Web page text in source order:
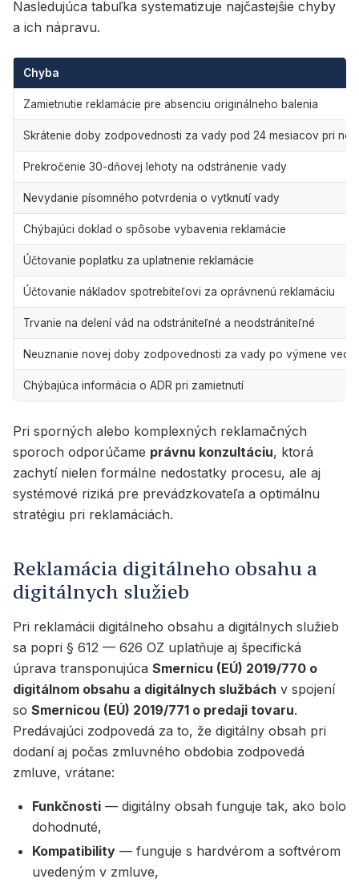
Nasledujúca tabuľka systematizuje najčastejšie chyby
a ich nápravu.
Chyba
Zamietnutie reklamácie pre absenciu originálneho balenia
Skrátenie doby zodpovednosti za vady pod 24 mesiacov pri
Prekročenie 30-dňovej lehoty na odstránenie vady
Nevydanie písomného potvrdenia o vytknutí vady
Chýbajúci doklad o spôsobe vybavenia reklamácie
Účtovanie poplatku za uplatnenie reklamácie
Účtovanie nákladov spotrebiteľovi za oprávnenú reklamáciu
Trvanie na delení vád na odstrániteľné a neodstrániteľné
Neuznanie novej doby zodpovednosti za vady po výmene veci
Chýbajúca informácia o ADR pri zamietnutí
Pri sporných alebo komplexných reklamačných
sporoch odporúčame právnu konzultáciu, ktorá
zachytí nielen formálne nedostatky procesu, ale aj
systémové riziká pre prevádzkovateľa a optimálnu
stratégiu pri reklamáciách.
Reklamácia digitálneho obsahu a
digitálnych služieb
Pri reklamácii digitálneho obsahu a digitálnych služieb
sa popri § 612 — 626 OZ uplatňuje aj špecifická
úprava transponujúca Smernicu (EÚ) 2019/770 o
digitálnom obsahu a digitálnych službách v spojení
so Smernicou (EÚ) 2019/771 o predaji tovaru.
Predávajúci zodpovedá za to, že digitálny obsah pri
dodaní aj počas zmluvného obdobia zodpovedá
zmluve, vrátane:
Funkčnosti — digitálny obsah funguje tak, ako bolo
dohodnuté,
Kompatibility — funguje s hardvérom a softvérom
uvedeným v zmluve,